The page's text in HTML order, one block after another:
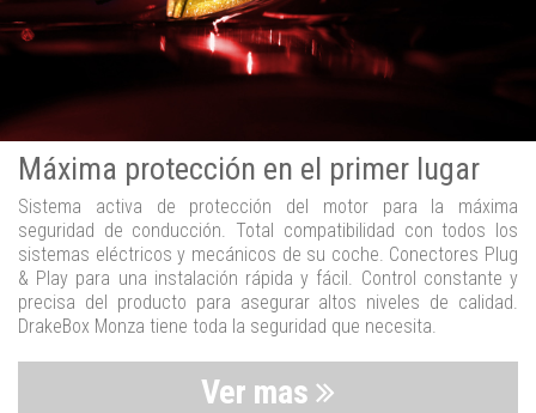
Máxima protección en el primer lugar
Sistema activa de protección del motor para la máxima
seguridad de conducción. Total compatibilidad con todos los
sistemas eléctricos y mecánicos de su coche. Conectores Plug
& Play para una instalación rápida y fácil. Control constante y
precisa del producto para asegurar altos niveles de calidad.
DrakeBox Monza tiene toda la seguridad que necesita.
Ver mas